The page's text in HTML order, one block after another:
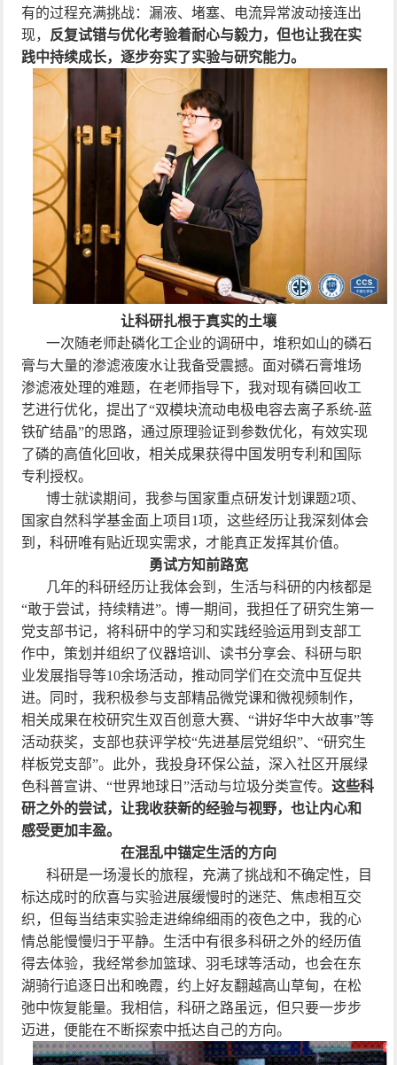
有的过程充满挑战：漏液、堵塞、电流异常波动接连出
现， 反复试错与优化考验着耐心与毅力，但也让我在实
践中持续成长，逐步夯实了实验与研究能力。
让科研扎根于真实的土壤
一次随老师赴磷化工企业的调研中，堆积如山的磷石
膏与大量的渗滤液废水让我备受震撼。面对磷石膏堆场
渗滤液处理的难题，在老师指导下，我对现有磷回收工
艺进行优化，提出了“双模块流动电极电容去离子系统-蓝
铁矿结晶”的思路，通过原理验证到参数优化，有效实现
了磷的高值化回收，相关成果获得中国发明专利和国际
专利授权。
博士就读期间，我参与国家重点研发计划课题2项、
国家自然科学基金面上项目 1项，这些经历让我深刻体会
到，科研唯有贴近现实需求，才能真正发挥其价值。
勇试方知前路宽
几年的科研经历让我体会到，生活与科研的内核都是
“敢于尝试，持续精进”。博一期间，我担任了研究生第一
党支部书记，将科研中的学习和实践经验运用到支部工
作中，策划并组织了仪器培训、读书分享会、科研与职
业发展指导等10余场活动，推动同学们在交流中互促共
进。同时，我积极参与支部精品微党课和微视频制作，
相关成果在校研究生双百创意大赛、“讲好华中大故事”等
活动获奖，支部也获评学校“先进基层党组织”、“研究生
样板党支部”。此外，我投身环保公益，深入社区开展绿
色科普宣讲、“世界地球日”活动与垃圾分类宣传。这些科
研之外的尝试，让我收获新的经验与视野，也让内心和
感受更加丰盈。
在混乱中锚定生活的方向
科研是一场漫长的旅程，充满了挑战和不确定性，目
标达成时的欣喜与实验进展缓慢时的迷茫、焦虑相互交
织，但每当结束实验走进绵绵细雨的夜色之中，我的心
情总能慢慢归于平静。生活中有很多科研之外的经历值
得去体验，我经常参加篮球、羽毛球等活动，也会在东
湖骑行追逐日出和晚霞，约上好友翻越高山草甸，在松
弛中恢复能量。我相信，科研之路虽远，但只要一步步
迈进，便能在不断探索中抵达自己的方向。